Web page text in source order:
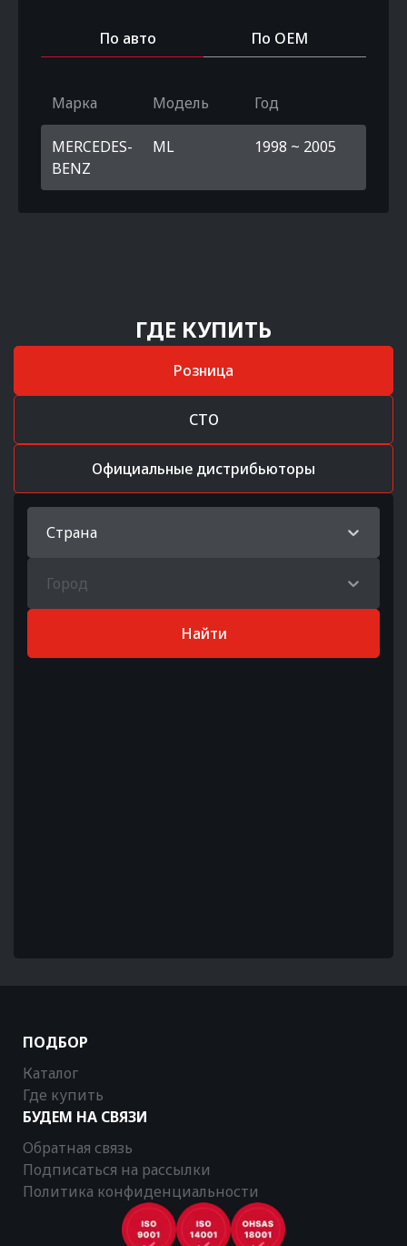
По авто По OEM
Марка Модель Год
MERCEDES-
BENZ
ML 1998 ~ 2005
ГДЕ КУПИТЬ
Розница
СТО
Официальные дистрибьюторы
Страна
Город
Найти
ПОДБОР
Каталог
Где купить
БУДЕМ НА СВЯЗИ
Обратная связь
Подписаться на рассылки
Политика конфиденциальности